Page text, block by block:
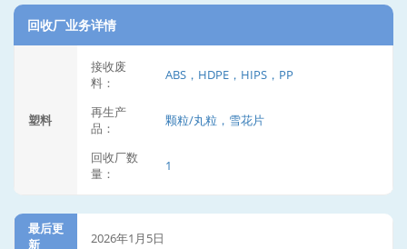
回收厂业务详情
塑料
接收废
料：
ABS，HDPE，HIPS，PP
再生产
品：
颗粒/丸粒，雪花片
回收厂数
量：
1
最后更
新
2026年1月5日